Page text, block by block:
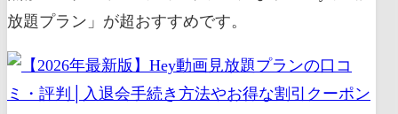
放題プラン」が超おすすめです。